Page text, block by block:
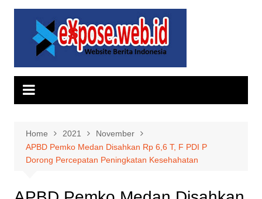
Skip
Home 2021
November
APBD Pemko Medan Disahkan Rp 6,6 T, F PDI P
Dorong Percepatan Peningkatan Kesehahatan